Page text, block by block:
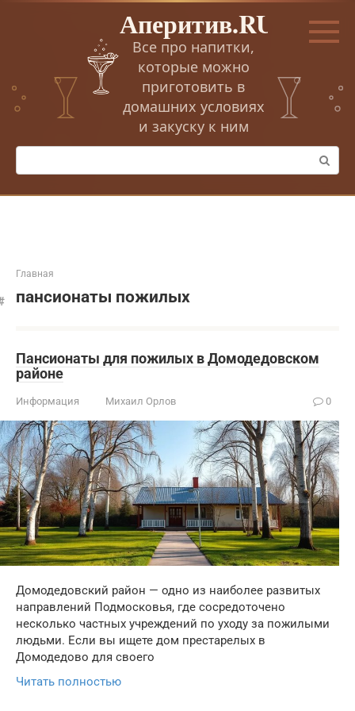
Перейти
Аперитив.RU
Все про напитки,
которые можно
приготовить в
домашних условиях
и закуску к ним
Поиск:
Главная
пансионаты пожилых
Пансионаты для пожилых в Домодедовском
районе
Информация Михаил Орлов 0
Домодедовский район — одно из наиболее развитых
направлений Подмосковья, где сосредоточено
несколько частных учреждений по уходу за пожилыми
людьми. Если вы ищете дом престарелых в
Домодедово для своего
Читать полностью